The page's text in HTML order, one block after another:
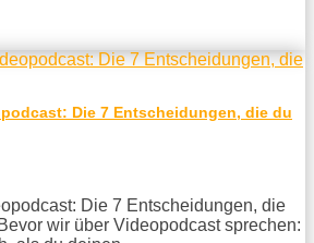
Die 7 Entscheidungen, die du
Die 7 Entscheidungen, die
wir über Videopodcast sprechen: